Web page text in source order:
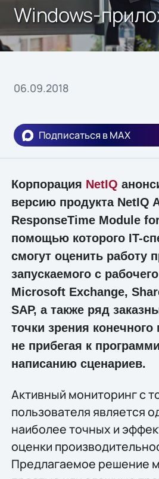
Windows-
06.09.2018
Подписаться в MAX
Корпорация NetIQ
версию продукта NetIQ
ResponseTime Module
помощью которого IT-
смогут оценить работу
запускаемого с
Microsoft Exchange,
SAP, а также ряд
точки зрения конечного
не прибегая к
написанию сценариев.
Активный мониторинг с
пользователя является
наиболее точных и
оценки
Предлагаемое решение